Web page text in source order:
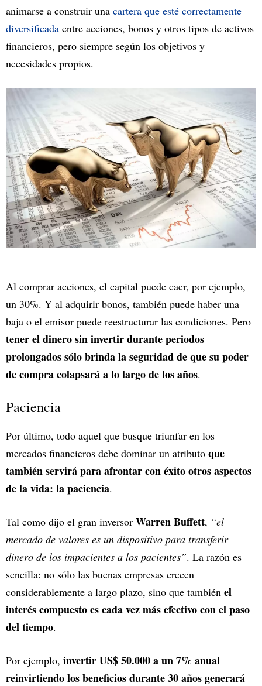
animarse a construir una cartera que esté correctamente
diversificada entre acciones, bonos y otros tipos de activos
financieros, pero siempre según los objetivos y
necesidades propios.
Al comprar acciones, el capital puede caer, por ejemplo,
un 30%. Y al adquirir bonos, también puede haber una
baja o el emisor puede reestructurar las condiciones. Pero
tener el dinero sin invertir durante periodos
prolongados sólo brinda la seguridad de que su poder
de compra colapsará a lo largo de los años.
Paciencia
Por último, todo aquel que busque triunfar en los
mercados financieros debe dominar un atributo que
también servirá para afrontar con éxito otros aspectos
de la vida: la paciencia.
Tal como dijo el gran inversor Warren Buffett, “el
mercado de valores es un dispositivo para transferir
dinero de los impacientes a los pacientes”. La razón es
sencilla: no sólo las buenas empresas crecen
considerablemente a largo plazo, sino que también el
interés compuesto es cada vez más efectivo con el paso
del tiempo.
Por ejemplo, invertir US$ 50.000 a un 7% anual
reinvirtiendo los beneficios durante 30 años generará